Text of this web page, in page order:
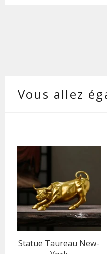
Vous allez
Statue Taureau New-